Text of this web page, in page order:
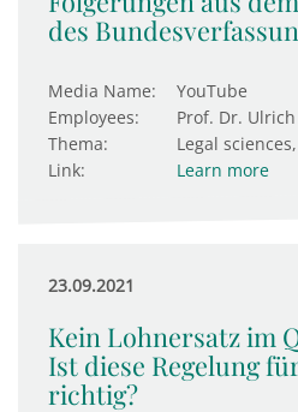
des
Media Name:
YouTube
Employees:
Prof. Dr. Ulrich
Thema:
Legal
Link:
Learn more
23.09.2021
Kein Lohnersatz im
Ist diese Regelung
richtig?